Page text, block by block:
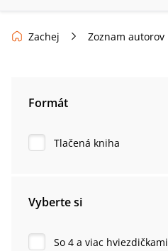
Zachej Zoznam autorov
Formát
Tlačená kniha
Vyberte si
So 4 a viac hviezdičkami